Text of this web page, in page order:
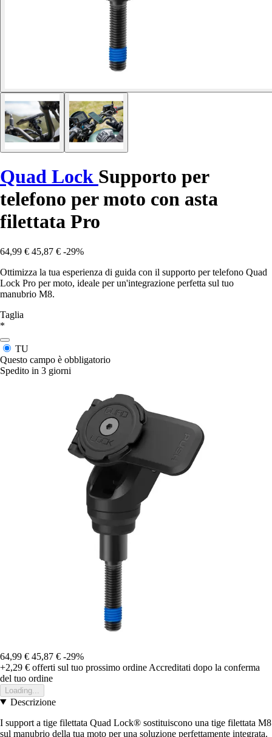
Quad Lock Supporto per
telefono per moto con asta
filettata Pro
64,99 € 45,87 € -29%
Ottimizza la tua esperienza di guida con il supporto per telefono Quad
Lock Pro per moto, ideale per un'integrazione perfetta sul tuo
manubrio M8.
Taglia
*
TU
Questo campo è obbligatorio
Spedito in 3 giorni
64,99 € 45,87 € -29%
+2,29 € offerti sul tuo prossimo ordine Accreditati dopo la conferma
del tuo ordine
Loading...
Descrizione
I support a tige filettata Quad Lock® sostituiscono una tige filettata M8
sul manubrio della tua moto per una soluzione perfettamente integrata.